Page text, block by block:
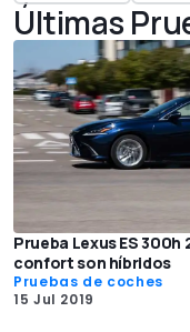
Últimas
Prueba Lexus ES 300h
confort son híbridos
Pruebas de coches
15 Jul 2019